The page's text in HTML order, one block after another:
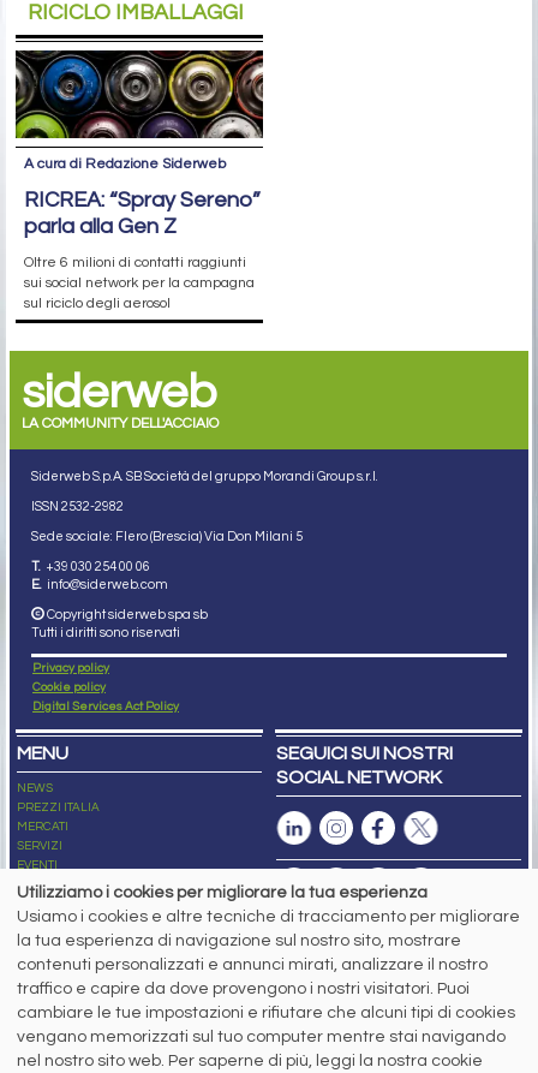
RICICLO IMBALLAGGI
A cura di Redazione Siderweb
RICREA: “Spray Sereno”
parla alla Gen Z
Oltre 6 milioni di contatti raggiunti
sui social network per la campagna
sul riciclo degli aerosol
siderweb
LA COMMUNITY DELL'ACCIAIO
Siderweb S.p.A. SB Società del gruppo Morandi Group s.r.l.
ISSN 2532-2982
Sede sociale: Flero (Brescia) Via Don Milani 5
T. +39 030 254 00 06
E. info@siderweb.com
Copyright siderweb spa sb
Tutti i diritti sono riservati
Privacy policy
Cookie policy
Digital Services Act Policy
MENU
NEWS
PREZZI ITALIA
MERCATI
SERVIZI
EVENTI
ABBONAMENTI
NEWSLETTER
SEGUICI SUI NOSTRI
SOCIAL NETWORK
Capitale Sociale: 190.000€ interamente versato
Registro delle Imprese di Brescia
Codice Fiscale e Partita I.V.A.:IT03562320170
R.E.A. n. 419331
www.siderweb.com: Autorizzazione del Tribunale di Brescia n. 11/2004 del 17
marzo 2004, Iscrizione al R.O.C. n. 26116.
Utilizziamo i cookies per migliorare la tua esperienza
Usiamo i cookies e altre tecniche di tracciamento per migliorare
la tua esperienza di navigazione sul nostro sito, mostrare
contenuti personalizzati e annunci mirati, analizzare il nostro
traffico e capire da dove provengono i nostri visitatori. Puoi
cambiare le tue impostazioni e rifiutare che alcuni tipi di cookies
vengano memorizzati sul tuo computer mentre stai navigando
nel nostro sito web. Per saperne di più, leggi la nostra cookie